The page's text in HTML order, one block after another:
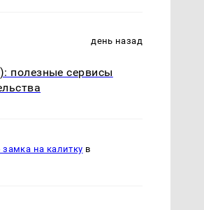
день назад
полезные сервисы
замка на калитку в